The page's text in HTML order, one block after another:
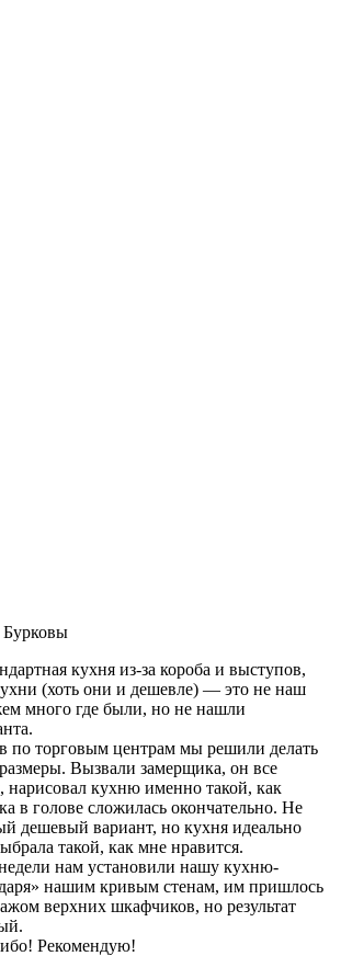
кухня из-за короба и выступов,
(хоть они и дешевле) — это не наш
много где были, но не нашли
по торговым центрам мы решили делать
Вызвали замерщика, он все
нарисовал кухню именно такой, как
в голове сложилась окончательно. Не
дешевый вариант, но кухня идеально
такой, как мне нравится.
нам установили нашу кухню-
нашим кривым стенам, им пришлось
верхних шкафчиков, но результат
Рекомендую!